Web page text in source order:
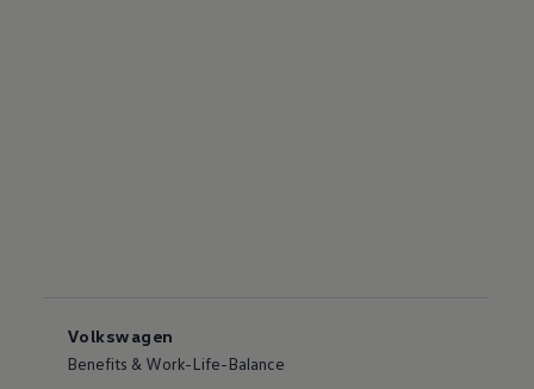
Volkswagen
Benefits & Work-Life-Balance